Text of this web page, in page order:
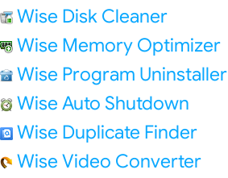
Wise Disk Cleaner
Wise Memory Optimizer
Wise Program Uninstaller
Wise Auto Shutdown
Wise Duplicate Finder
Wise Video Converter